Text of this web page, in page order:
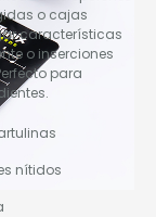
o cajas
características
o inserciones
para
nítidos